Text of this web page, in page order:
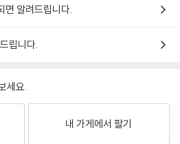
면 알려드립니다.
립니다.
세요.
내 가게에서 팔기